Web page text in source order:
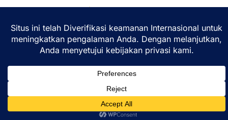
Lacak
Moerahnie.com
pengalaman belanja terbaik Anda.